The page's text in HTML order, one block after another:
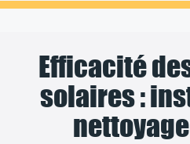
Efficacité
solaires :